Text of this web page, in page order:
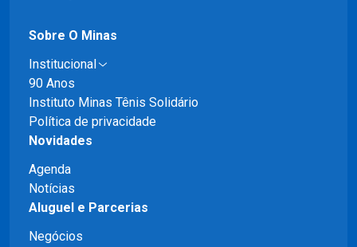
Sobre O Minas
Institucional
90 Anos
Instituto Minas Tênis Solidário
Política de privacidade
Novidades
Agenda
Notícias
Aluguel e Parcerias
Negócios